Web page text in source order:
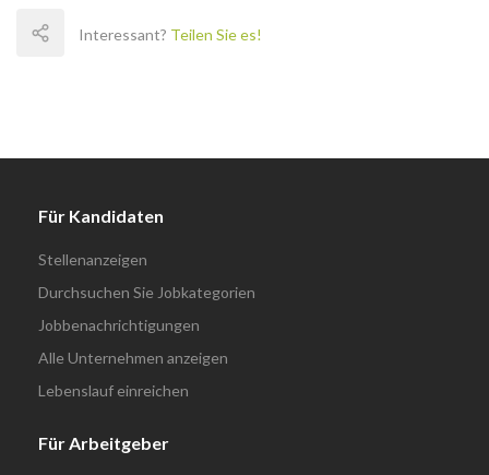
Interessant? Teilen Sie es!
Für Kandidaten
Stellenanzeigen
Durchsuchen Sie Jobkategorien
Jobbenachrichtigungen
Alle Unternehmen anzeigen
Lebenslauf einreichen
Für Arbeitgeber